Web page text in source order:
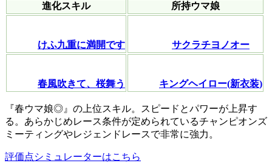
進化スキル 所持ウマ娘
けふ九重に満開です サクラチヨノオー
春風吹きて、桜舞う キングヘイロー(新衣装)
『春ウマ娘◎』の上位スキル。スピードとパワーが上昇す
る。あらかじめレース条件が定められているチャンピオンズ
ミーティングやレジェンドレースで非常に強力。
評価点シミュレーターはこちら